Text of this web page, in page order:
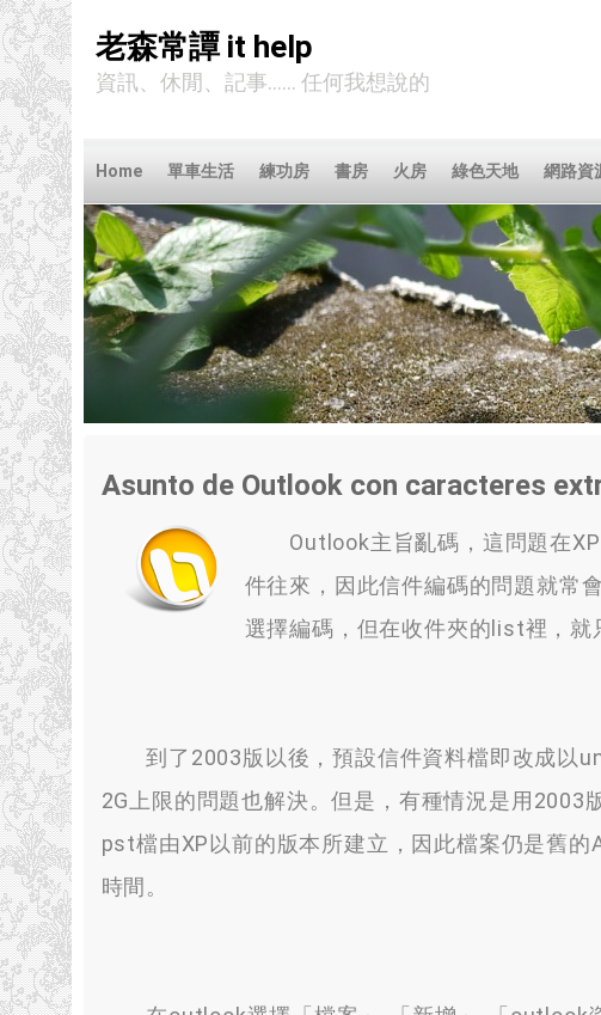
老森常譚 it help
資訊、休閒、記事...... 任何我想說的
Home 單車生活 練功房 書房 火房 綠色天地 網路資
Asunto de Outlook con caracteres
Outlook主旨亂碼 ， 這問題在
件往來 ， 因此信件編碼的問題就常
選擇編碼 ， 但在收件夾的list裡 ， 就
到了2003版以後 ，預設信件資料檔即改成以
2G上限的問題也解決。但是 ， 有種情況是用2003
pst檔由XP以前的版本所建立 ， 因此檔案仍是舊的
時間 。